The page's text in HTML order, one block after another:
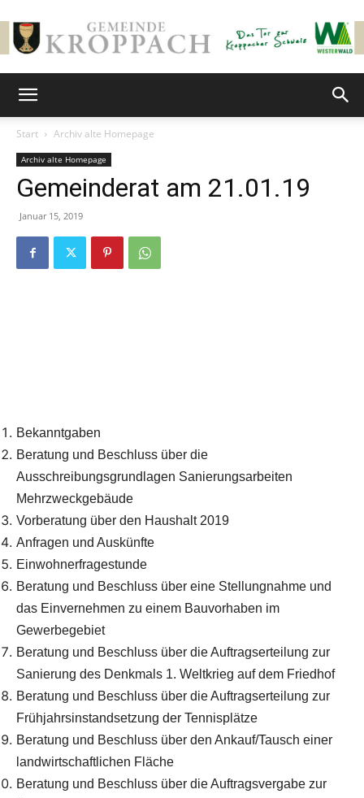
Start Archiv alte Homepage
Archiv alte Homepage
Gemeinderat am 21.01.19
Januar 15, 2019
Bekanntgaben
Beratung und Beschluss über die
Ausschreibungsgrundlagen Sanierungsarbeiten
Mehrzweckgebäude
Vorberatung über den Haushalt 2019
Anfragen und Auskünfte
Einwohnerfragestunde
Beratung und Beschluss über eine Stellungnahme und
das Einvernehmen zu einem Bauvorhaben im
Gewerbegebiet
Beratung und Beschluss über die Auftragserteilung zur
Sanierung des Denkmals 1. Weltkrieg auf dem Friedhof
Beratung und Beschluss über die Auftragserteilung zur
Frühjahrsinstandsetzung der Tennisplätze
Beratung und Beschluss über den Ankauf/Tausch einer
landwirtschaftlichen Fläche
Beratung und Beschluss über die Auftragsvergabe zur